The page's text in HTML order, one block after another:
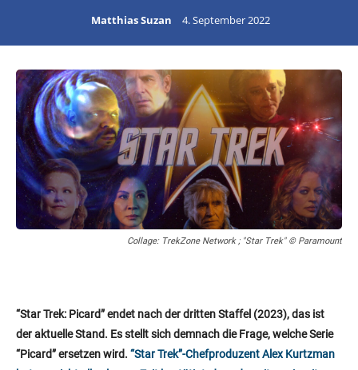
Matthias Suzan 4. September 2022
Collage: TrekZone Network ; "Star Trek" © Paramount
“Star Trek: Picard” endet nach der dritten Staffel (2023), das ist
der aktuelle Stand. Es stellt sich demnach die Frage, welche Serie
“Picard” ersetzen wird. “Star Trek”-Chefproduzent Alex Kurtzman